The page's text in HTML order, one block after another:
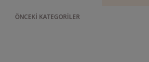
ÖNCEKI KATEGORILER